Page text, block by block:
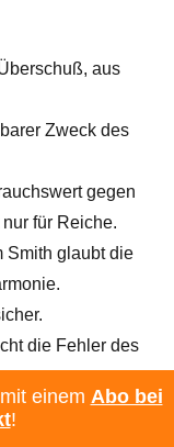
aus
Zweck des
gegen
für Reiche.
Smith glaubt die
die Fehler des
einem Abo bei
!